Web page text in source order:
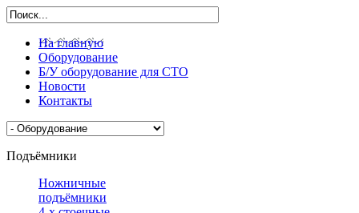
На главную
Оборудование
Б/У оборудование для СТО
Новости
Контакты
Подъёмники
Ножничные
подъёмники